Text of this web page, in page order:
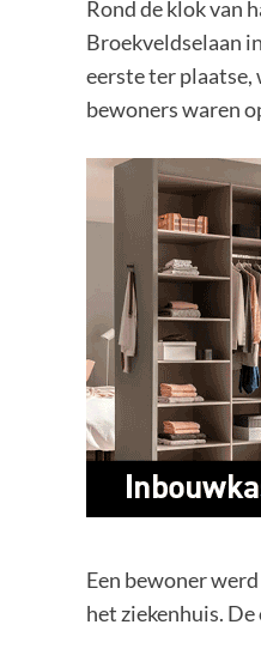
Rond de klok van
Broekveldselaan
eerste ter plaatse,
bewoners waren
Een bewoner
het ziekenhuis.